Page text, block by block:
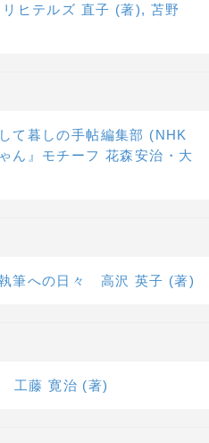
ヒテルズ 直子 (著), 苫野
て暮しの手帖編集部 (NHK
ん』モチーフ 花森安治・大
筆への日々 高沢 英子 (著)
工藤 寛治 (著)